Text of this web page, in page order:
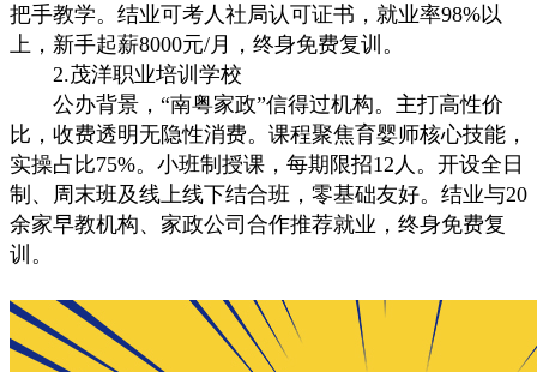
把手教学。结业可考人社局认可证书，就业率98%以
上，新手起薪8000元/月，终身免费复训。
2.茂洋职业培训学校
公办背景，“南粤家政”信得过机构。主打高性价
比，收费透明无隐性消费。课程聚焦育婴师核心技能，
实操占比75%。小班制授课，每期限招12人。开设全日
制、周末班及线上线下结合班，零基础友好。结业与20
余家早教机构、家政公司合作推荐就业，终身免费复
训。